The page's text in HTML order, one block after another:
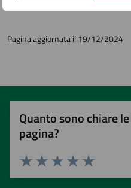
Pagina aggiornata il 19/12/2024
Quanto sono chiare
pagina?
Valuta 5
Valuta 4 stelle
Valuta 3 stelle su 5
Valuta 2 stelle su 5
Valuta 1 stelle su 5